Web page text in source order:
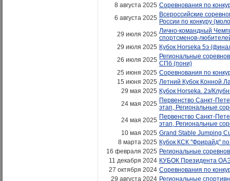
8 августа 2025 Соревнования по
6 августа 2025 Всероссийские
России по конкуру
29 июля 2025 Лично-командный
спортсменов-
29 июля 2025 Кубок Horseka 5э
26 июля 2025 Региональные
СПб (пони)
25 июня 2025 Соревнования по
15 июня 2025 Летний Кубок Конной
29 мая 2025 Кубок Horseka. 2э/
24 мая 2025 Первенство Санкт-
этап, Региональные
24 мая 2025 Первенство Санкт-
этап, Региональные
10 мая 2025 Grand Stable Jumping
8 марта 2025 Кубок КСК "Фрирайд"
16 февраля 2025 Региональные
11 декабря 2024 КУБОК Президента
27 октября 2024 Соревнования по
29 августа 2024 Региональные